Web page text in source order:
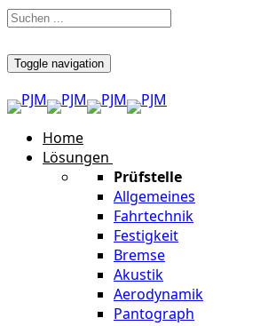
Toggle navigation
Home
Lösungen
Prüfstelle
Allgemeines
Fahrtechnik
Festigkeit
Bremse
Akustik
Aerodynamik
Pantograph